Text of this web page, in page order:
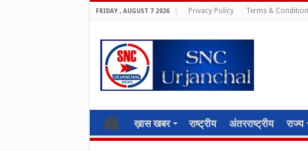
FRIDAY , AUGUST 7 2026 Privacy Policy Terms &
ख़ास खबर राष्ट्रीय अंतरराष्ट्रीय राज्य